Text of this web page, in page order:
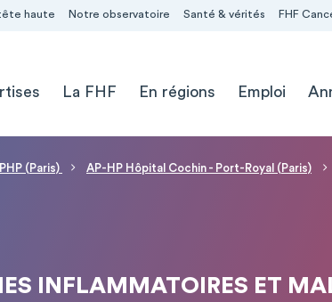
tête haute Notre observatoire Santé & vérités FHF
La FHF En régions Emploi
(Paris) AP-HP Hôpital Cochin - Port-Royal (Paris)
INFLAMMATOIRES ET